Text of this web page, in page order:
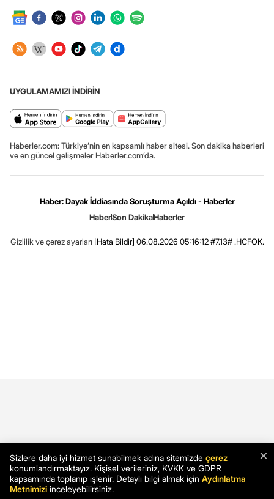
UYGULAMAMIZI İNDİRİN
Haberler.com: Türkiye’nin en kapsamlı haber sitesi. Son dakika haberleri
ve en güncel gelişmeler Haberler.com’da.
Haber: Dayak İddiasında Soruşturma Açıldı - Haberler
HaberSon DakikaHaberler
Gizlilik ve çerez ayarları [Hata Bildir] 06.08.2026 05:16:12 #7.13# .HCFOK.
×
Sizlere daha iyi hizmet sunabilmek adına sitemizde çerez
konumlandırmaktayız. Kişisel verileriniz, KVKK ve GDPR
kapsamında toplanıp işlenir. Detaylı bilgi almak için Aydınlatma
Metnimizi inceleyebilirsiniz.